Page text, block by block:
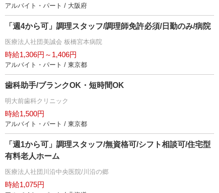
アルバイト・パート / 大阪府
「週4から可」調理スタッフ/調理師免許必須/日勤のみ/病院
医療法人社団美誠会 板橋宮本病院
時給1,306円～1,406円
アルバイト・パート / 東京都
歯科助手/ブランクOK・短時間OK
明大前歯科クリニック
時給1,500円
アルバイト・パート / 東京都
「週1から可」調理スタッフ/無資格可/シフト相談可/住宅型
有料老人ホーム
医療法人社団川沿中央医院/川沿の郷
時給1,075円